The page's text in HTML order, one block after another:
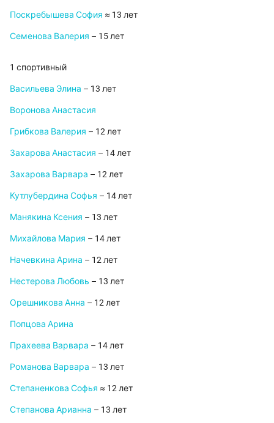
Поскребышева София ≈ 13 лет
Семенова Валерия – 15 лет
1 спортивный
Васильева Элина – 13 лет
Воронова Анастасия
Грибкова Валерия – 12 лет
Захарова Анастасия – 14 лет
Захарова Варвара – 12 лет
Кутлубердина Софья – 14 лет
Манякина Ксения – 13 лет
Михайлова Мария – 14 лет
Начевкина Арина – 12 лет
Нестерова Любовь – 13 лет
Орешникова Анна – 12 лет
Попцова Арина
Прахеева Варвара – 14 лет
Романова Варвара – 13 лет
Степаненкова Софья ≈ 12 лет
Степанова Арианна – 13 лет